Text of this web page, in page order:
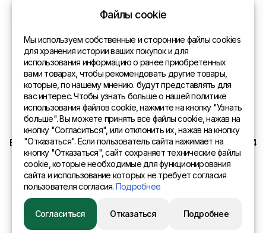
Политика конфиденциальности
Контакты
Общая информация
Представительства в мире
Адрес
EURO SITEX Latvia Daugavpils A.Pumpura iela 104b LV 5404
© 2015 Eurositex Latvija
Разработано в студии Esteriol
Файлы cookie
Мы используем собственные и сторонние файлы cookies
для хранения истории ваших покупок и для
использования информацию о ранее приобретенных
вами товарах, чтобы рекомендовать другие товары,
которые, по нашему мнению. будут представлять для
вас интерес. Чтобы узнать больше о нашей политике
использования файлов cookie, нажмите на кнопку "Узнать
больше". Вы можете принять все файлы cookie, нажав на
кнопку "Согласиться", или отклонить их, нажав на кнопку
"Отказаться". Если пользователь сайта нажимает на
кнопку "Отказаться", сайт сохраняет технические файлы
cookie, которые необходимые для функционирования
сайта и использование которых не требует согласия
пользователя согласия. Подробнее
Согласиться Отказаться Подробнее